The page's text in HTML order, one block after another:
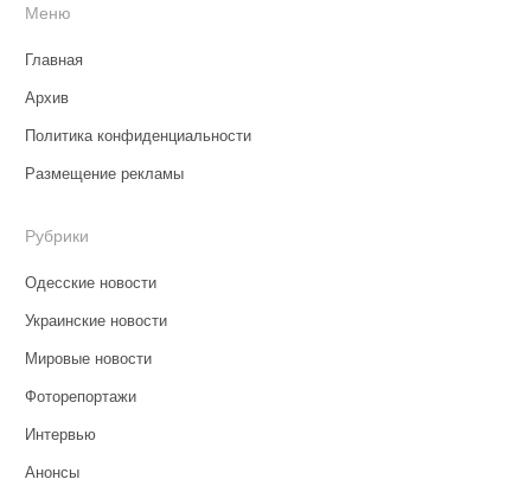
Меню
Главная
Архив
Политика конфиденциальности
Размещение рекламы
Рубрики
Одесские новости
Украинские новости
Мировые новости
Фоторепортажи
Интервью
Анонсы